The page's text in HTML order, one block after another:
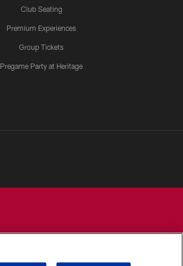
Club Seating
Premium Experiences
Group Tickets
Pregame Party at Heritage